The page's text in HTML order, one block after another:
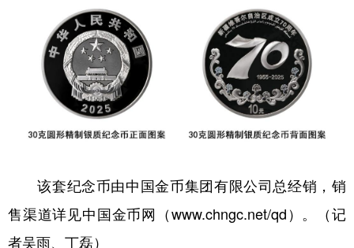
该套纪念币由中国金币集团有限公司总经销，销
售渠道详见中国金币网（www.chngc.net/qd）。（记
者吴雨、丁磊）